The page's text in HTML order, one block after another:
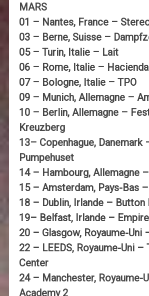
MARS
01 – Nantes, France –
03 – Berne, Suisse –
05 – Turin, Italie – Lait
06 – Rome, Italie – Hacienda
07 – Bologne, Italie – TPO
09 – Munich, Allemagne –
10 – Berlin, Allemagne –
Kreuzberg
13– Copenhague, Danemark
Pumpehuset
14 – Hambourg, Allemagne
15 – Amsterdam, Pays-Bas
18 – Dublin, Irlande – Button
19– Belfast, Irlande –
20 – Glasgow, Royaume-Uni
22 – LEEDS, Royaume-Uni –
Center
24 – Manchester, Royaume-
Academy 2